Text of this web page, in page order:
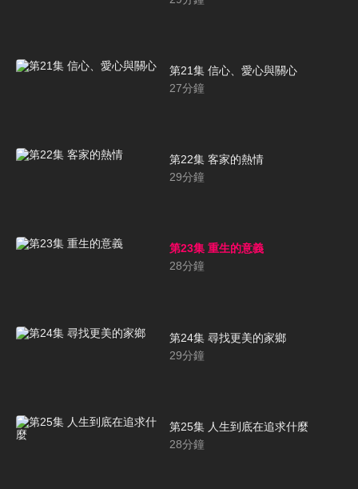
第21集 信心、愛心與關心
27分鐘
第22集 客家的熱情
29分鐘
第23集 重生的意義
28分鐘
第24集 尋找更美的家鄉
29分鐘
第25集 人生到底在追求什麼
28分鐘